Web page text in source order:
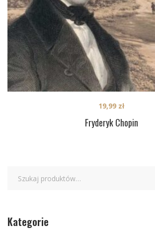
Fryderyk Chopin
19,99 zł
Kategorie